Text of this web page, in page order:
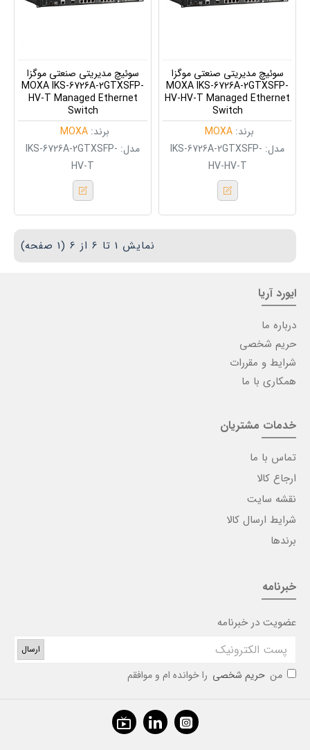
برند: MOXA
مدل: IKS-6726A-2GTXSFP-
HV-HV-T
سوئیچ مدیریتی صنعتی موگزا
MOXA IKS-6726A-2GTXSFP-
HV-HV-T Managed Ethernet
Switch
برند: MOXA
مدل: IKS-6726A-2GTXSFP-
HV-T
سوئیچ مدیریتی صنعتی موگزا
MOXA IKS-6726A-2GTXSFP-
HV-T Managed Ethernet
Switch
نمایش 1 تا 6 از 6 (1 صفحه)
ایورد آریا
درباره ما
حریم شخصی
شرایط و مقررات
همکاری با ما
خدمات مشتریان
تماس با ما
ارجاع کالا
نقشه سایت
شرایط ارسال کالا
برندها
خبرنامه
عضویت در خبرنامه
ارسال
من حریم شخصی را خوانده ام و موافقم